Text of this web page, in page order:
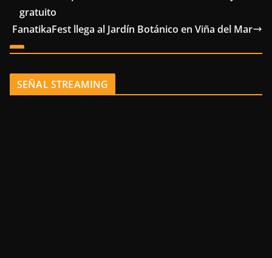
gratuito
FanatikaFest llega al Jardín Botánico en Viña del Mar
SEÑAL STREAMING